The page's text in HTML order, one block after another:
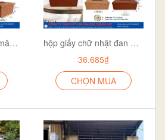
Hộp giấy vuông đan mây lớn TL065
hộp giấy chữ nhật đan mây lớn TL067
36.685₫
CHỌN MUA